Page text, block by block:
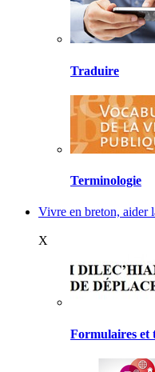
Traduire
Terminologie
Vivre en breton, aider
X
Formulaires et